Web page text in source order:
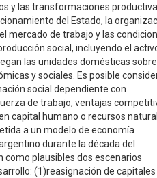
y las transformaciones
del Estado, la
mercado de trabajo y las
social, incluyendo el
las unidades domésticas
y sociales. Es posible
social dependiente con
de trabajo, ventajas
capital humano o recursos
a un modelo de economía
durante la década del
como plausibles dos escenarios
(1)reasignación de capitales